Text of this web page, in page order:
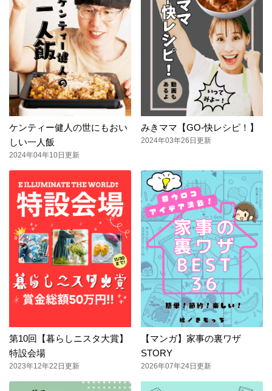
ケンティー健人の世にもおい
しい一人飯
2024年04年10日更新
みきママ【GO-快レシピ！】
2024年03年26日更新
第10回【暮らしニスタ大賞】
特設会場
2023年12年22日更新
【マンガ】家事の裏ワザ
STORY
2026年07年24日更新